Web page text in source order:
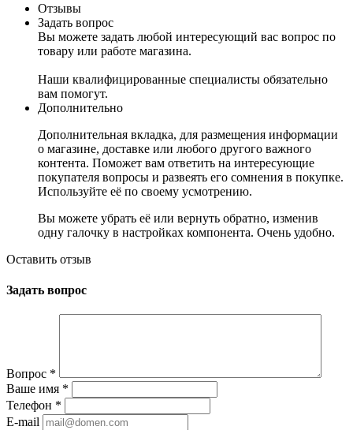
Отзывы
Задать вопрос
Вы можете задать любой интересующий вас вопрос по
товару или работе магазина.
Наши квалифицированные специалисты обязательно
вам помогут.
Дополнительно
Дополнительная вкладка, для размещения информации
о магазине, доставке или любого другого важного
контента. Поможет вам ответить на интересующие
покупателя вопросы и развеять его сомнения в покупке.
Используйте её по своему усмотрению.
Вы можете убрать её или вернуть обратно, изменив
одну галочку в настройках компонента. Очень удобно.
Оставить отзыв
Задать вопрос
Вопрос *
Ваше имя *
Телефон *
E-mail